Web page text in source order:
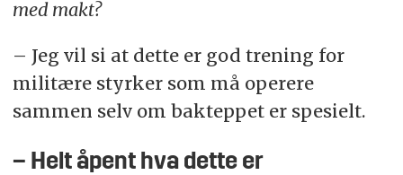
med makt?
– Jeg vil si at dette er god trening for
militære styrker som må operere
sammen selv om bakteppet er spesielt.
– Helt åpent hva dette er